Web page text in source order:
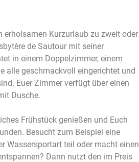
erholsamen Kurzurlaub zu zweit oder
de Sautour mit seiner
in einem Doppelzimmer, einem
alle geschmackvoll eingerichtet und
Euer Zimmer verfügt über einen
Dusche.
Frühstück genießen und Euch
Besucht zum Beispiel eine
Wassersportart teil oder macht einen
Dann nutzt den im Preis